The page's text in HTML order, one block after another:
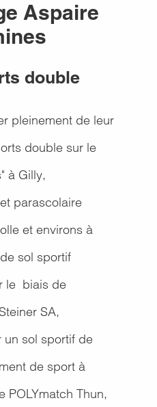
Aspaire
double
pleinement de leur
double sur le
à Gilly,
parascolaire
et environs à
sol sportif
le biais de
SA,
un sol sportif de
de sport à
POLYmatch Thun,